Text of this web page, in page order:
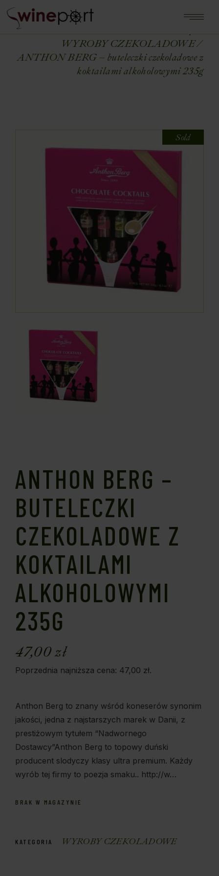
WYROBY CZEKOLADOWE
ANTHON BERG – buteleczki czekoladowe z
koktailami alkoholowymi 235g
Sold
ANTHON BERG –
BUTELECZKI
CZEKOLADOWE Z
KOKTAILAMI
ALKOHOLOWYMI
235G
47,00zł
Poprzednia najniższa cena: 47,00 zł.
Anthon Berg to znany wśród koneserów synonim
jakości, jedna z najstarszych marek w Danii, z
prestiżowym tytułem “Nadwornego
Dostawcy”Anthon Berg to topowy duński
producent slodyczy klasy ultra premium. Każdy
wyrób tej firmy to poezja smaku.. http://w…
BRAK W MAGAZYNIE
KATEGORIA WYROBY CZEKOLADOWE